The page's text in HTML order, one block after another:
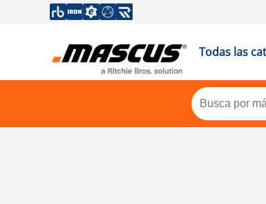
Todas las